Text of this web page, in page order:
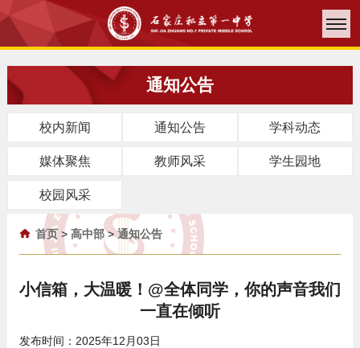
通知公告
校内新闻 通知公告 学科动态
媒体聚焦 教师风采 学生园地
校园风采
首页> 高中部>通知公告
小信箱，大温暖！@全体同学，你的声音我们
一直在倾听
发布时间：2025年12月03日